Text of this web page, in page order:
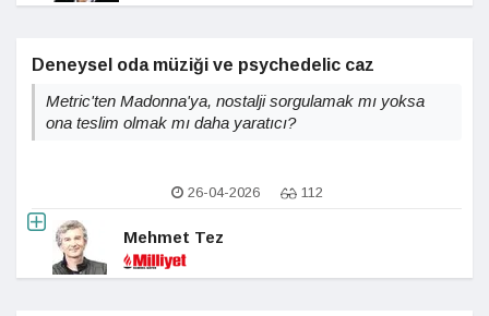
Deneysel oda müziği ve psychedelic caz
Metric'ten Madonna'ya, nostalji sorgulamak mı yoksa
ona teslim olmak mı daha yaratıcı?
26-04-2026 112
Mehmet Tez